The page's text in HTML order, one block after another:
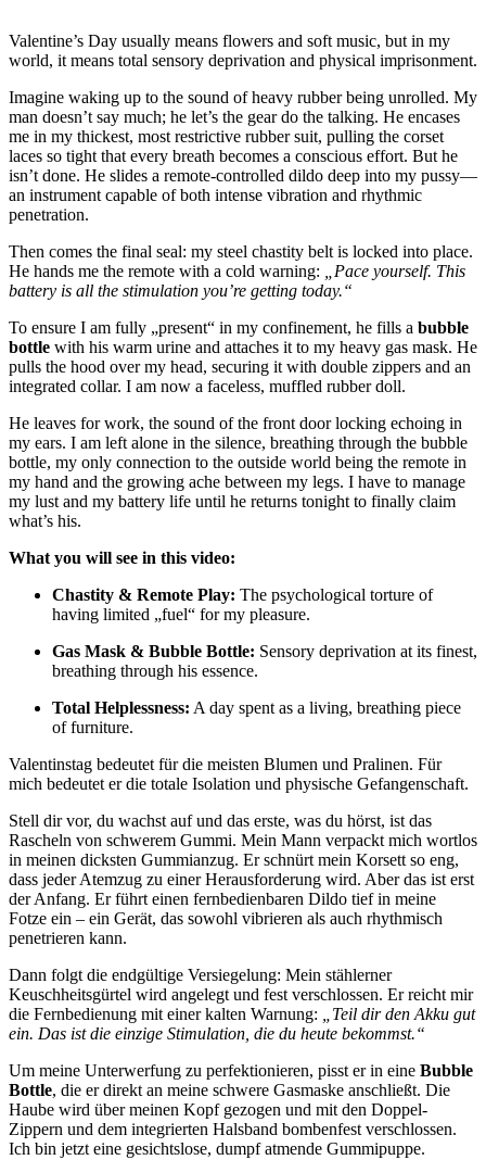
Valentine’s Day usually means flowers and soft music, but in my
world, it means total sensory deprivation and physical imprisonment.
Imagine waking up to the sound of heavy rubber being unrolled. My
man doesn’t say much; he let’s the gear do the talking. He encases
me in my thickest, most restrictive rubber suit, pulling the corset
laces so tight that every breath becomes a conscious effort. But he
isn’t done. He slides a remote-controlled dildo deep into my pussy—
an instrument capable of both intense vibration and rhythmic
penetration.
Then comes the final seal: my steel chastity belt is locked into place.
He hands me the remote with a cold warning:
„Pace yourself. This
battery is all the stimulation you’re getting today.“
To ensure I am fully „present“ in my confinement, he fills a bubble
bottle with his warm urine and attaches it to my heavy gas mask. He
pulls the hood over my head, securing it with double zippers and an
integrated collar. I am now a faceless, muffled rubber doll.
He leaves for work, the sound of the front door locking echoing in
my ears. I am left alone in the silence, breathing through the bubble
bottle, my only connection to the outside world being the remote in
my hand and the growing ache between my legs. I have to manage
my lust and my battery life until he returns tonight to finally claim
what’s his.
What you will see in this video:
Chastity & Remote Play: The psychological torture of
having limited „fuel“ for my pleasure.
Gas Mask & Bubble Bottle: Sensory deprivation at its finest,
breathing through his essence.
Total Helplessness: A day spent as a living, breathing piece
of furniture.
Valentinstag bedeutet für die meisten Blumen und Pralinen. Für
mich bedeutet er die totale Isolation und physische Gefangenschaft.
Stell dir vor, du wachst auf und das erste, was du hörst, ist das
Rascheln von schwerem Gummi. Mein Mann verpackt mich wortlos
in meinen dicksten Gummianzug. Er schnürt mein Korsett so eng,
dass jeder Atemzug zu einer Herausforderung wird. Aber das ist erst
der Anfang. Er führt einen fernbedienbaren Dildo tief in meine
Fotze ein – ein Gerät, das sowohl vibrieren als auch rhythmisch
penetrieren kann.
Dann folgt die endgültige Versiegelung: Mein stählerner
Keuschheitsgürtel wird angelegt und fest verschlossen. Er reicht mir
die Fernbedienung mit einer kalten Warnung:
„Teil dir den Akku gut
ein. Das ist die einzige Stimulation, die du heute bekommst.“
Um meine Unterwerfung zu perfektionieren, pisst er in eine Bubble
Bottle, die er direkt an meine schwere Gasmaske anschließt. Die
Haube wird über meinen Kopf gezogen und mit den Doppel-
Zippern und dem integrierten Halsband bombenfest verschlossen.
Ich bin jetzt eine gesichtslose, dumpf atmende Gummipuppe.